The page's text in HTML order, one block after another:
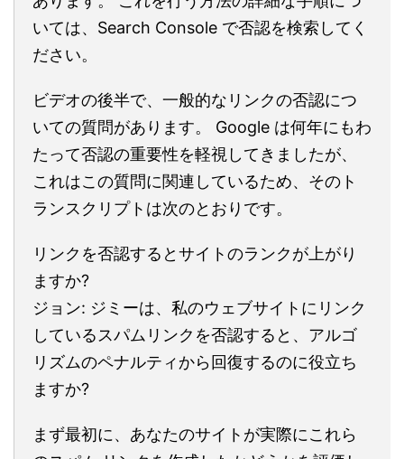
いては、Search Console で否認を検索してく
ださい。
ビデオの後半で、一般的なリンクの否認につ
いての質問があります。 Google は何年にもわ
たって否認の重要性を軽視してきましたが、
これはこの質問に関連しているため、そのト
ランスクリプトは次のとおりです。
リンクを否認するとサイトのランクが上がり
ますか?
ジョン: ジミーは、私のウェブサイトにリンク
しているスパムリンクを否認すると、アルゴ
リズムのペナルティから回復するのに役立ち
ますか?
まず最初に、あなたのサイトが実際にこれら